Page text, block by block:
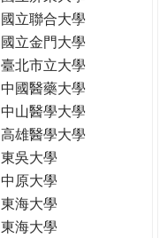
國立聯合大學
國立金門大學
臺北市立大學
中國醫藥大學
中山醫學大學
高雄醫學大學
東吳大學
中原大學
東海大學
東海大學